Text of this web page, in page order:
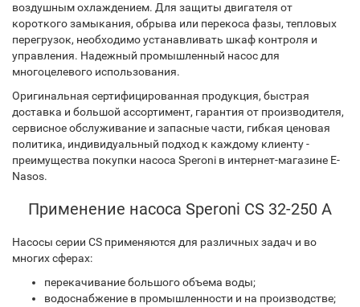
воздушным охлаждением. Для защиты двигателя от
короткого замыкания, обрыва или перекоса фазы, тепловых
перегрузок, необходимо устанавливать шкаф контроля и
управления. Надежный промышленный насос для
многоцелевого использования.
Оригинальная сертифицированная продукция, быстрая
доставка и большой ассортимент, гарантия от производителя,
сервисное обслуживание и запасные части, гибкая ценовая
политика, индивидуальный подход к каждому клиенту -
преимущества покупки насоса Speroni в интернет-магазине E-
Nasos.
Применение насоса Speroni CS 32-250 A
Насосы серии CS применяются для различных задач и во
многих сферах:
перекачивание большого объема воды;
водоснабжение в промышленности и на производстве;